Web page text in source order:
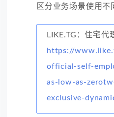
区分业务场景使用不
LIKE.TG：住宅代
https://
official-self-
as-low-as-
exclusive-